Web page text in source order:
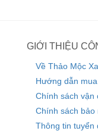
GIỚI THIỆU
Về Thảo Mộc
Hướng dẫn
Chính sách vận
Chính sách bảo
Thông tin tuyển